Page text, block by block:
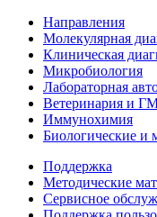
Направления
Молекулярная
Клиническая
Микробиология
Лабораторная
Ветеринария и
Иммунохимия
Биологические и
Поддержка
Методические
Сервисное